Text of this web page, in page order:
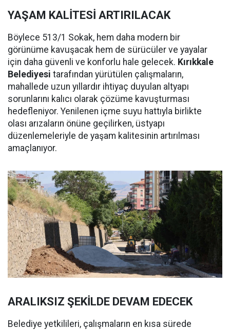
YAŞAM KALİTESİ ARTIRILACAK
Böylece 513/1 Sokak, hem daha modern bir
görünüme kavuşacak hem de sürücüler ve yayalar
için daha güvenli ve konforlu hale gelecek. Kırıkkale
Belediyesi tarafından yürütülen çalışmaların,
mahallede uzun yıllardır ihtiyaç duyulan altyapı
sorunlarını kalıcı olarak çözüme kavuşturması
hedefleniyor. Yenilenen içme suyu hattıyla birlikte
olası arızaların önüne geçilirken, üstyapı
düzenlemeleriyle de yaşam kalitesinin artırılması
amaçlanıyor.
ARALIKSIZ ŞEKİLDE DEVAM EDECEK
Belediye yetkilileri, çalışmaların en kısa sürede